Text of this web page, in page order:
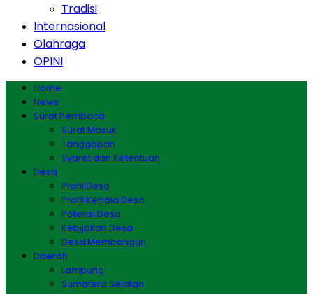
Tradisi
Internasional
Olahraga
OPINI
Home
News
Surat Pembaca
Surat Masuk
Tanggapan
Syarat dan Ketentuan
Desa
Profil Desa
Profil Kepala Desa
Potensi Desa
Kebijakan Desa
Desa Membangun
Daerah
Lampung
Sumatera Selatan